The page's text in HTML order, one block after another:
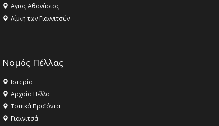
Αγιος Αθανάσιος
Λίμνη των Γιαννιτσών
Νομός Πέλλας
Ιστορία
Αρχαία Πέλλα
Τοπικά Προϊόντα
Γιαννιτσά